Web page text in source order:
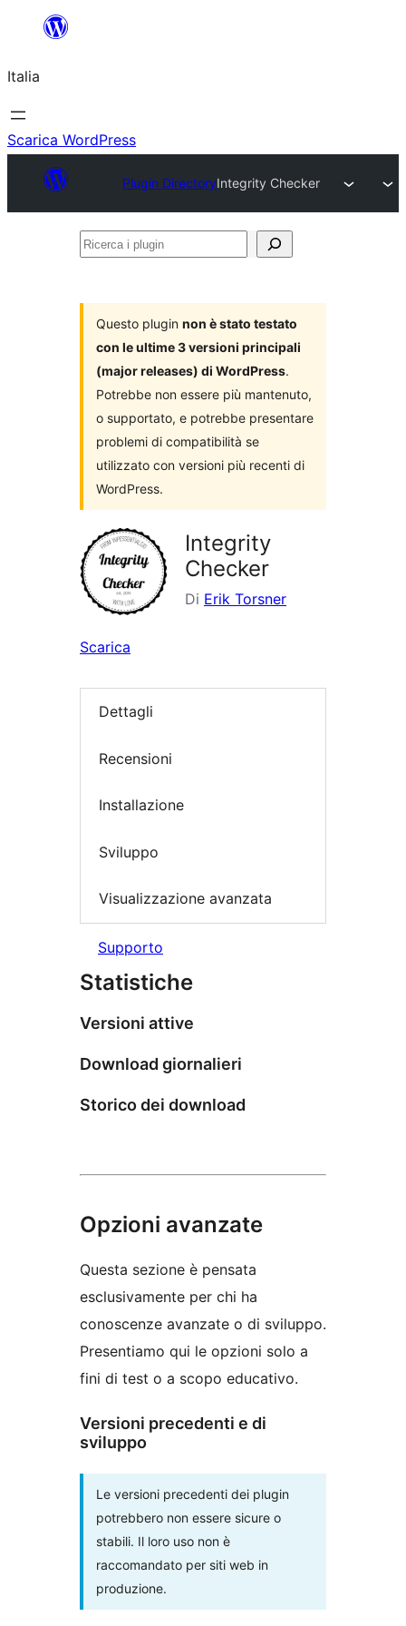
contenuto
Italia
Scarica WordPress
Plugin DirectoryIntegrity Checker
Ricerca
Questo plugin non è stato testato
con le ultime 3 versioni principali
(major releases) di WordPress.
Potrebbe non essere più mantenuto,
o supportato, e potrebbe presentare
problemi di compatibilità se
utilizzato con versioni più recenti di
WordPress.
Integrity
Checker
Di Erik Torsner
Scarica
Dettagli
Recensioni
Installazione
Sviluppo
Visualizzazione avanzata
Supporto
Statistiche
Versioni attive
Download giornalieri
Storico dei download
Opzioni avanzate
Questa sezione è pensata
esclusivamente per chi ha
conoscenze avanzate o di sviluppo.
Presentiamo qui le opzioni solo a
fini di test o a scopo educativo.
Versioni precedenti e di
sviluppo
Le versioni precedenti dei plugin
potrebbero non essere sicure o
stabili. Il loro uso non è
raccomandato per siti web in
produzione.